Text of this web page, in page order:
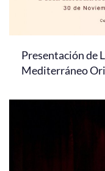
Presentación de
Mediterráneo